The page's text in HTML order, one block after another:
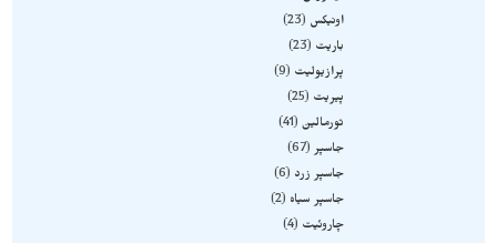
اونیکس
23
باریت
23
پرازیولیت
9
پیریت
25
تورمالین 41
جاسپر 67
جاسپر زرد
6
جاسپر سیاه
2
چاروئیت
4